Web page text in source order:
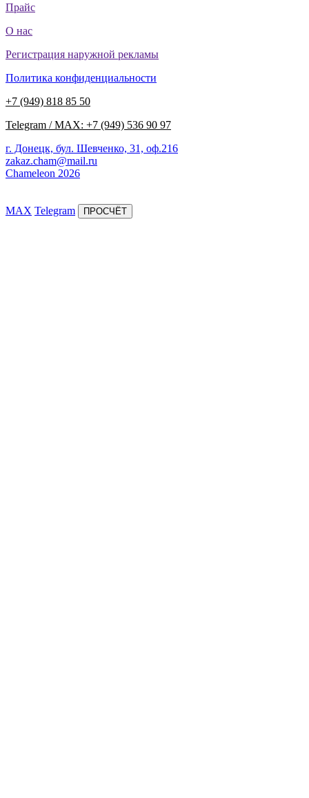
Прайс
О нас
Регистрация наружной рекламы
Политика конфиденциальности
+7 (949) 818 85 50
Telegram / MAX: +7 (949) 536 90 97
г. Донецк, бул. Шевченко, 31, оф.216
zakaz.cham@mail.ru
Chameleon 2026
MAX Telegram ПРОСЧЁТ